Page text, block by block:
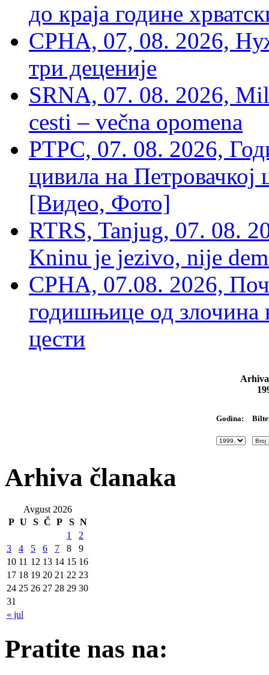
до краја године
СРНА, 07, 08. 2026,
три деценије
SRNA, 07. 08. 2026,
cesti – večna opomena
РТРС, 07. 08. 2026,
цивила на Петровачкој
[Видео, Фото]
RTRS, Tanjug, 07. 08.
Kninu je jezivo, nije
СРНА, 07.08. 2026,
годишњице од злочина
цести
Godina:
Arhiva članaka
Avgust 2026
P U S Č P S N
« jul
1
2
3
4 5 6 7 8
9
10 11 12 13 14 15 16
17 18 19 20 21 22 23
24 25 26 27 28 29 30
31
Pratite nas na: